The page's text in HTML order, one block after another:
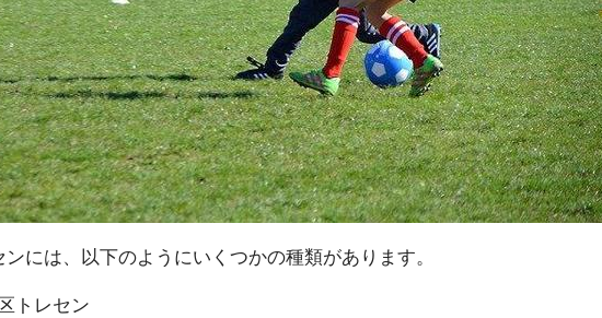
ンには、以下のようにいくつかの種類があります。
トレセン